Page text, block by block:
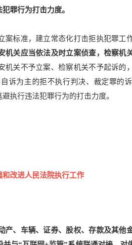
罪行为打击力度。
标准，建立常态化打击拒执犯罪工
机关应当依法及时立案侦查，检察机
机关不予立案、检察机关不予起诉的
诉为主的拒不执行判决、裁定罪的
执行违法犯罪行为的打击力度。
和改进人民法院执行工作
产、车辆、证券、股权、存款及其他